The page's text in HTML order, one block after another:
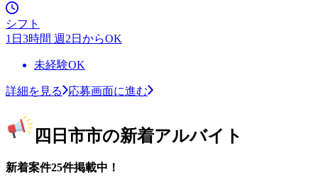
シフト
1日3時間 週2日からOK
未経験OK
詳細を見る 応募画面に進む
四日市市の新着アルバイト
新着案件25件掲載中！